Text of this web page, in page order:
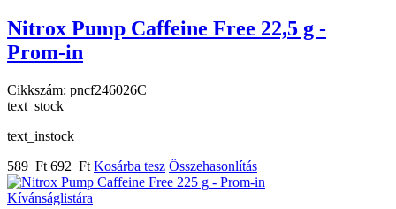
Nitrox Pump Caffeine Free 22,5 g -
Prom-in
Cikkszám: pncf246026C
text_stock
text_instock
589 Ft 692 Ft Kosárba tesz Összehasonlítás
Kívánságlistára